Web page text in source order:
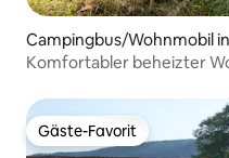
Campingbus/Wohnmobil
Komfortabler beheizter
Gäste-Favorit
Gäste-Favorit